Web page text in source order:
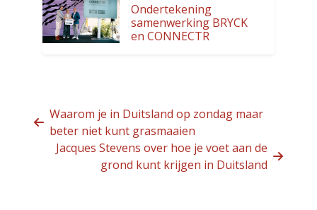
Ondertekening
samenwerking BRYCK
en CONNECTR
Waarom je in Duitsland op zondag maar
beter niet kunt grasmaaien
Jacques Stevens over hoe je voet aan de
grond kunt krijgen in Duitsland